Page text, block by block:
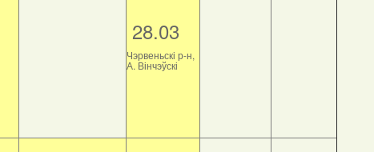
28.03
Чэрвеньскі р-н,
А. Вінчэўскі